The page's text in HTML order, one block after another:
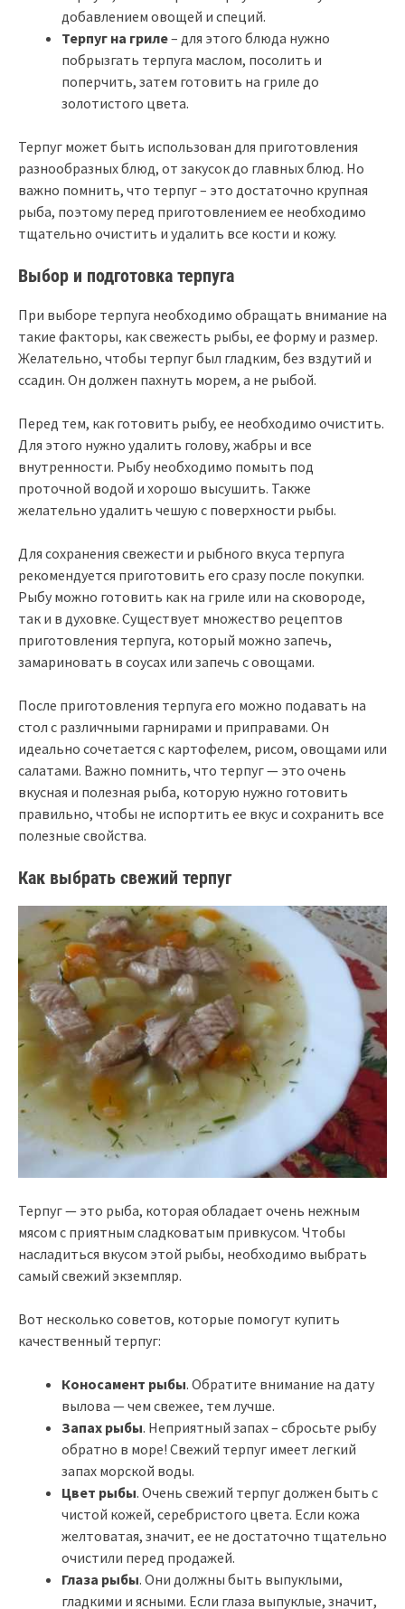
добавлением овощей и специй.
Терпуг на гриле– для этого блюда нужно
побрызгать терпуга маслом, посолить и
поперчить, затем готовить на гриле до
золотистого цвета.
Терпуг может быть использован для приготовления
разнообразных блюд, от закусок до главных блюд. Но
важно помнить, что терпуг – это достаточно крупная
рыба, поэтому перед приготовлением ее необходимо
тщательно очистить и удалить все кости и кожу.
Выбор и подготовка терпуга
При выборе терпуга необходимо обращать внимание на
такие факторы, как свежесть рыбы, ее форму и размер.
Желательно, чтобы терпуг был гладким, без вздутий и
ссадин. Он должен пахнуть морем, а не рыбой.
Перед тем, как готовить рыбу, ее необходимо очистить.
Для этого нужно удалить голову, жабры и все
внутренности. Рыбу необходимо помыть под
проточной водой и хорошо высушить. Также
желательно удалить чешую с поверхности рыбы.
Для сохранения свежести и рыбного вкуса терпуга
рекомендуется приготовить его сразу после покупки.
Рыбу можно готовить как на гриле или на сковороде,
так и в духовке. Существует множество рецептов
приготовления терпуга, который можно запечь,
замариновать в соусах или запечь с овощами.
После приготовления терпуга его можно подавать на
стол с различными гарнирами и приправами. Он
идеально сочетается с картофелем, рисом, овощами или
салатами. Важно помнить, что терпуг — это очень
вкусная и полезная рыба, которую нужно готовить
правильно, чтобы не испортить ее вкус и сохранить все
полезные свойства.
Как выбрать свежий терпуг
Терпуг — это рыба, которая обладает очень нежным
мясом с приятным сладковатым привкусом. Чтобы
насладиться вкусом этой рыбы, необходимо выбрать
самый свежий экземпляр.
Вот несколько советов, которые помогут купить
качественный терпуг:
Коносамент рыбы. Обратите внимание на дату
вылова — чем свежее, тем лучше.
Запах рыбы. Неприятный запах – сбросьте рыбу
обратно в море! Свежий терпуг имеет легкий
запах морской воды.
Цвет рыбы. Очень свежий терпуг должен быть с
чистой кожей, серебристого цвета. Если кожа
желтоватая, значит, ее не достаточно тщательно
очистили перед продажей.
Глаза рыбы. Они должны быть выпуклыми,
гладкими и ясными. Если глаза выпуклые, значит,